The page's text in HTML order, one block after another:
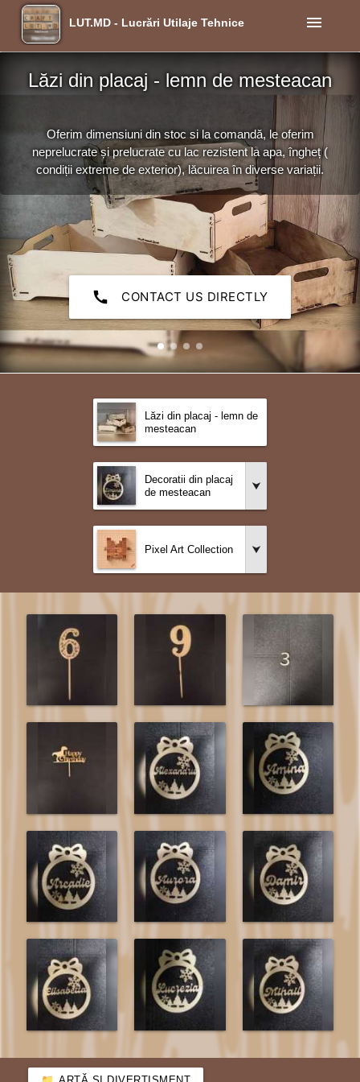
LUT.MD - Lucrări Utilaje Tehnice menu
call CONTACT US DIRECTLY
Lăzi din placaj - lemn de mesteacan
Oferim dimensiuni din stoc si la comandă, le oferim
neprelucrate și prelucrate cu lac rezistent la apa, îngheț (
condiții extreme de exterior), lăcuirea în diverse variații.
Lăzi din placaj - lemn de
mesteacan
Decoratii din placaj
de mesteacan
Pixel Art Collection